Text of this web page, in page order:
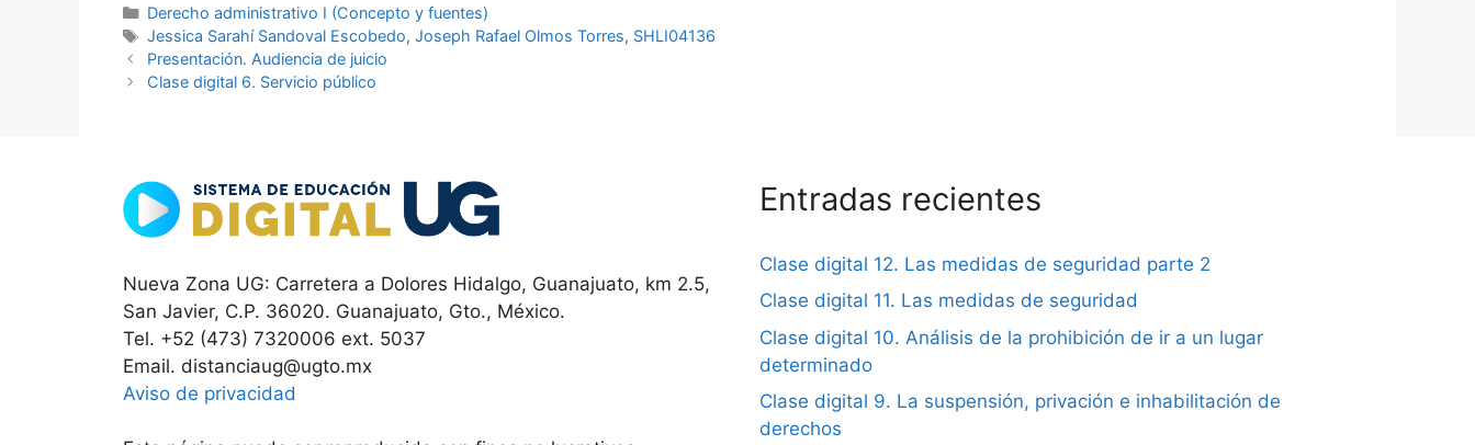
Categorías
Derecho administrativo I (Concepto y fuentes)
Etiquetas
Jessica Sarahí Sandoval Escobedo, Joseph Rafael Olmos Torres, SHLI04136
Presentación. Audiencia de juicio
Clase digital 6. Servicio público
Nueva Zona UG: Carretera a Dolores Hidalgo, Guanajuato, km 2.5,
San Javier, C.P. 36020. Guanajuato, Gto., México.
Tel. +52 (473) 7320006 ext. 5037
Email. distanciaug@ugto.mx
Aviso de privacidad
Entradas recientes
Clase digital 12. Las medidas de seguridad parte 2
Clase digital 11. Las medidas de seguridad
Clase digital 10. Análisis de la prohibición de ir a un lugar
determinado
Clase digital 9. La suspensión, privación e inhabilitación de
derechos